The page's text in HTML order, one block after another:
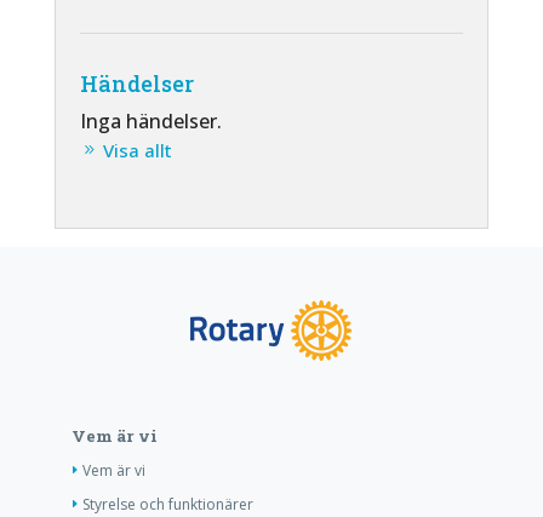
Händelser
Inga händelser.
Visa allt
Vem är vi
Vem är vi
Styrelse och funktionärer